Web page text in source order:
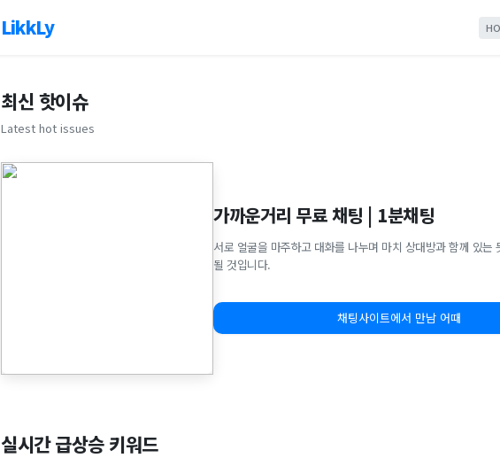
LikkLy
최신 핫이슈
Latest hot issues
가까운거리 무료 채팅 | 1분채팅
서로 얼굴을 마주하고 대화를 나누며 마치 상대방과 함께 있는
될 것입니다.
채팅사이트에서 만남 어때
실시간 급상승 키워드